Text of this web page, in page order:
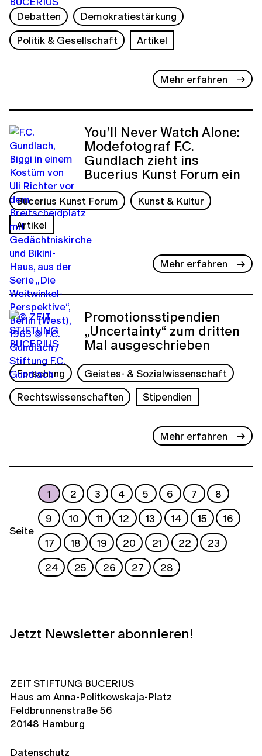
Debatten
Demokratiestärkung
Politik & Gesellschaft
Artikel
Mehr erfahren
You’ll Never Watch Alone:
Modefotograf F.C.
Gundlach zieht ins
Bucerius Kunst Forum ein
Bucerius Kunst Forum
Kunst & Kultur
Artikel
Mehr erfahren
Promotionsstipendien
„Uncertainty“ zum dritten
Mal ausgeschrieben
Forschung
Geistes- & Sozialwissenschaft
Rechtswissenschaften
Stipendien
Mehr erfahren
Seite
1 2 3 4 5 6 7
8
9
10 11 12 13 14 15
16
17
18 19 20 21 22
23
24
25 26 27 28
Jetzt Newsletter abonnieren!
ZEIT STIFTUNG BUCERIUS
Haus am Anna-Politkowskaja-Platz
Feldbrunnenstraße 56
20148 Hamburg
Datenschutz